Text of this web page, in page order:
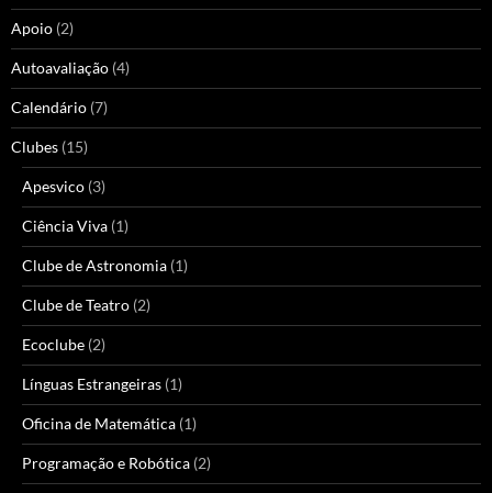
Apoio (2)
Autoavaliação (4)
Calendário (7)
Clubes (15)
Apesvico (3)
Ciência Viva (1)
Clube de Astronomia (1)
Clube de Teatro (2)
Ecoclube (2)
Línguas Estrangeiras (1)
Oficina de Matemática (1)
Programação e Robótica (2)